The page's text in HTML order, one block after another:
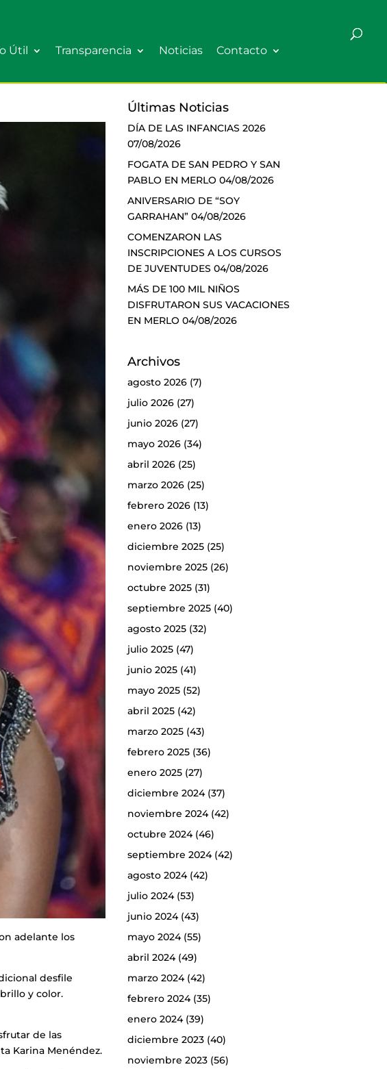
Útil Transparencia Noticias Contacto
adelante los
desfile
y color.
de las
Karina Menéndez.
Últimas Noticias
DÍA DE LAS INFANCIAS 2026
07/08/2026
FOGATA DE SAN PEDRO Y SAN
PABLO EN MERLO 04/08/2026
ANIVERSARIO DE “SOY
GARRAHAN” 04/08/2026
COMENZARON LAS
INSCRIPCIONES A LOS CURSOS
DE JUVENTUDES 04/08/2026
MÁS DE 100 MIL NIÑOS
DISFRUTARON SUS VACACIONES
EN MERLO 04/08/2026
Archivos
agosto 2026(7)
julio 2026(27)
junio 2026(27)
mayo 2026(34)
abril 2026(25)
marzo 2026(25)
febrero 2026(13)
enero 2026(13)
diciembre 2025(25)
noviembre 2025(26)
octubre 2025(31)
septiembre 2025(40)
agosto 2025(32)
julio 2025(47)
junio 2025(41)
mayo 2025(52)
abril 2025(42)
marzo 2025(43)
febrero 2025(36)
enero 2025(27)
diciembre 2024(37)
noviembre 2024(42)
octubre 2024(46)
septiembre 2024(42)
agosto 2024(42)
julio 2024(53)
junio 2024(43)
mayo 2024(55)
abril 2024(49)
marzo 2024(42)
febrero 2024(35)
enero 2024(39)
diciembre 2023(40)
noviembre 2023(56)